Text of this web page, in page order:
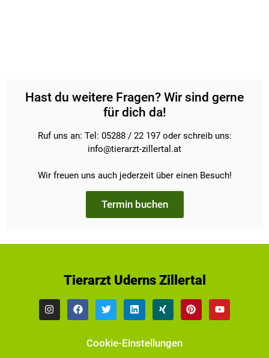
Hast du weitere Fragen? Wir sind gerne
für dich da!
Ruf uns an: Tel: 05288 / 22 197 oder schreib uns:
info@tierarzt-zillertal.at
Wir freuen uns auch jederzeit über einen Besuch!
Termin buchen
Tierarzt Uderns Zillertal
Cookie-Einstellungen